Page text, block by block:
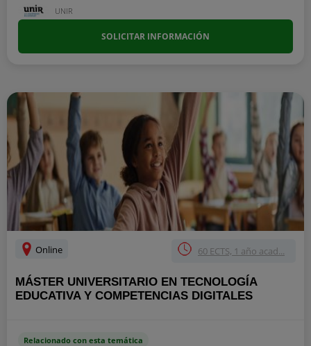
UNIR
SOLICITAR INFORMACIÓN
Online 60 ECTS, 1 año acad...
MÁSTER UNIVERSITARIO EN TECNOLOGÍA
EDUCATIVA Y COMPETENCIAS DIGITALES
Relacionado con esta temática